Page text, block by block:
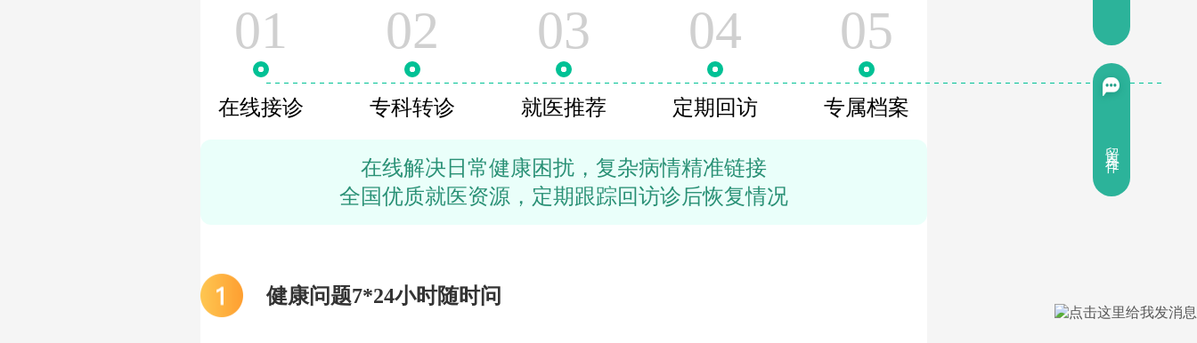
留言合作
01
在线接诊
02
专科转诊
03
就医推荐
04
定期回访
05
专属档案
在线解决日常健康困扰，复杂病情精准链接
全国优质就医资源，定期跟踪回访诊后恢复情况
健康问题7*24小时随时问